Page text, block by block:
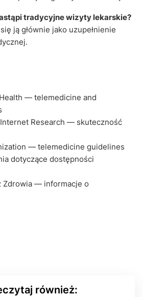
tradycyjne wizyty lekarskie?
ją głównie jako uzupełnienie
— telemedicine and
Research — skuteczność
— telemedicine guidelines
dotyczące dostępności
Zdrowia — informacje o
również: